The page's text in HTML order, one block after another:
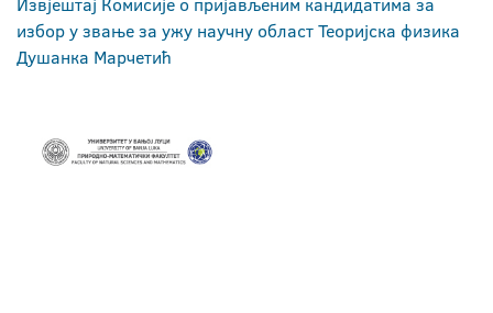
избор у звање за ужу научну област Теоријска физика
Душанка Марчетић